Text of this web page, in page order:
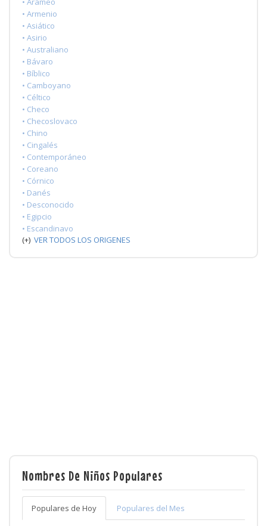
• Armenio
• Asiático
• Asirio
• Australiano
• Bávaro
• Bíblico
• Camboyano
• Céltico
• Checo
• Checoslovaco
• Chino
• Cingalés
• Contemporáneo
• Coreano
• Córnico
• Danés
• Desconocido
• Egipcio
• Escandinavo
(+) VER TODOS LOS ORIGENES
Nombres De Niños Populares
Populares de Hoy Populares del Mes